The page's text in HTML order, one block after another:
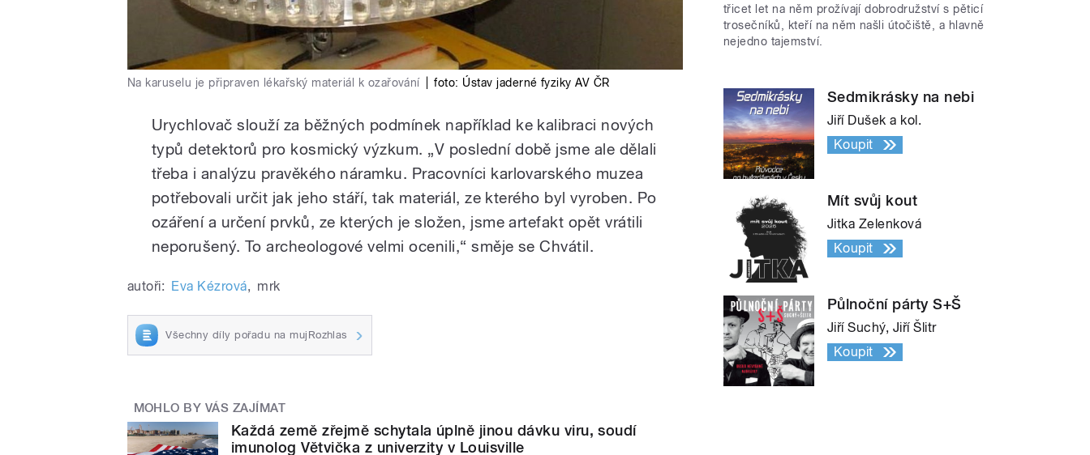
Na karuselu je připraven lékařský materiál k ozařování foto: Ústav jaderné fyziky AV ČR
Urychlovač slouží za běžných podmínek například ke kalibraci nových
typů detektorů pro kosmický výzkum. „V poslední době jsme ale dělali
třeba i analýzu pravěkého náramku. Pracovníci karlovarského muzea
potřebovali určit jak jeho stáří, tak materiál, ze kterého byl vyroben. Po
ozáření a určení prvků, ze kterých je složen, jsme artefakt opět vrátili
neporušený. To archeologové velmi ocenili,“ směje se Chvátil.
autoři: Eva Kézrová, mrk
Všechny díly pořadu na mujRozhlas
MOHLO BY VÁS ZAJÍMAT
Každá země zřejmě schytala úplně jinou dávku viru, soudí
imunolog Větvička z univerzity v Louisville
třicet let na něm prožívají dobrodružství s pěticí
trosečníků, kteří na něm našli útočiště, a hlavně
nejedno tajemství.
Sedmikrásky na nebi
Jiří Dušek a kol.
Koupit
Mít svůj kout
Jitka Zelenková
Koupit
Půlnoční párty S+Š
Jiří Suchý, Jiří Šlitr
Koupit